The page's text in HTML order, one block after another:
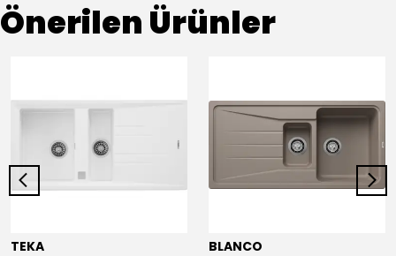
Önerilen Ürünler
TEKA BLANCO